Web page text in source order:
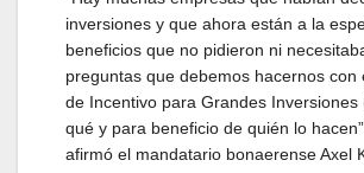
inversiones y que ahora están a la
beneficios que no pidieron ni
preguntas que debemos hacernos con
de Incentivo para Grandes Inversiones
qué y para beneficio de quién lo
afirmó el mandatario bonaerense Axel